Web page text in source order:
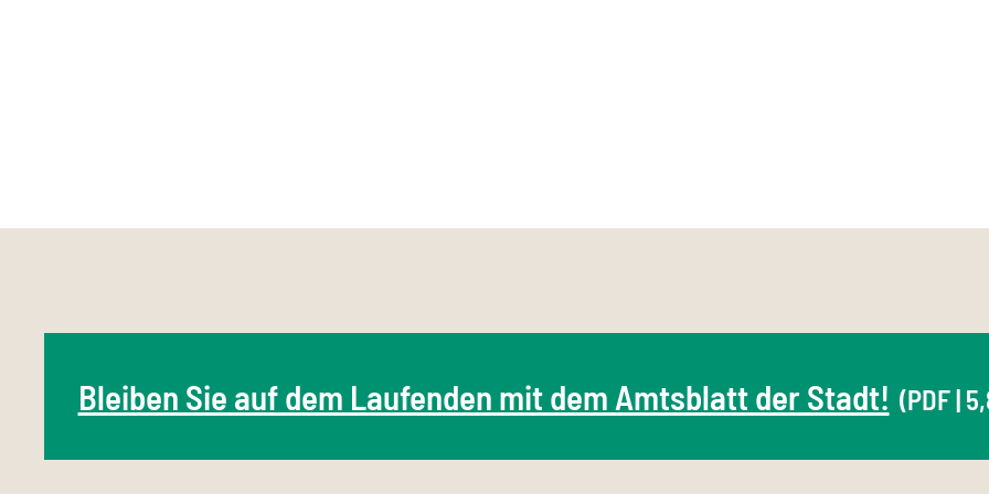
Bleiben Sie auf dem Laufenden mit dem Amtsblatt der Stadt! (PDF |